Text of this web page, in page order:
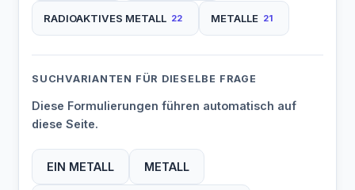
RADIOAKTIVES METALL 22 METALLE 21
SUCHVARIANTEN FÜR DIESELBE FRAGE
Diese Formulierungen führen automatisch auf
diese Seite.
EIN METALL METALL